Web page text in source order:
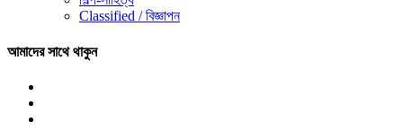
Classified / বিজ্ঞাপন
আমাদের সাথে থাকুন